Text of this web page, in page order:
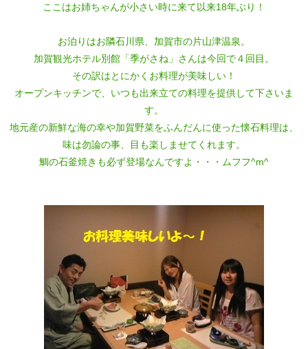
ここはお姉ちゃんが小さい時に来て以来18年ぶり！
お泊りはお隣石川県、加賀市の片山津温泉。
加賀観光ホテル別館「季がさね」さんは今回で４回目。
その訳はとにかくお料理が美味しい！
オープンキッチンで、いつも出来立ての料理を提供して下さいま
す。
地元産の新鮮な海の幸や加賀野菜をふんだんに使った懐石料理は、
味は勿論の事、目も楽しませてくれます。
鯛の石釜焼きも必ず登場なんですよ・・・ムフフ^m^